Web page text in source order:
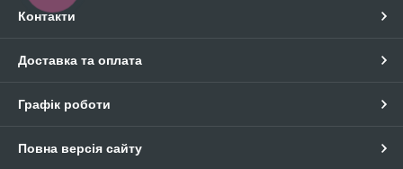
Контакти
Доставка та оплата
Графік роботи
Повна версія сайту